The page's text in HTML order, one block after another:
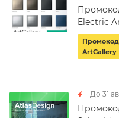
Electric
Промокод
ArtGallery
До 31